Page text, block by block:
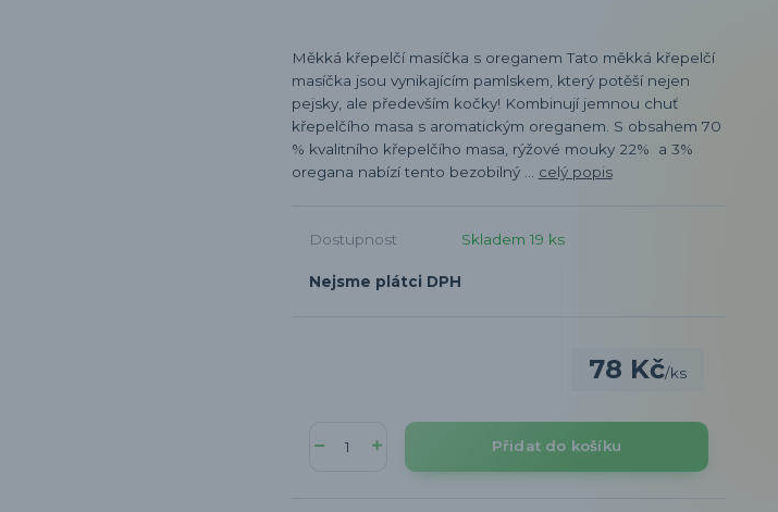
Měkká křepelčí masíčka s oreganem Tato měkká křepelčí
masíčka jsou vynikajícím pamlskem, který potěší nejen
pejsky, ale především kočky! Kombinují jemnou chuť
křepelčího masa s aromatickým oreganem. S obsahem 70
% kvalitního křepelčího masa, rýžové mouky 22% a 3%
oregana nabízí tento bezobilný ... celý popis
Dostupnost Skladem 19 ks
Nejsme plátci DPH
78 Kč/ks
Přidat do košíku